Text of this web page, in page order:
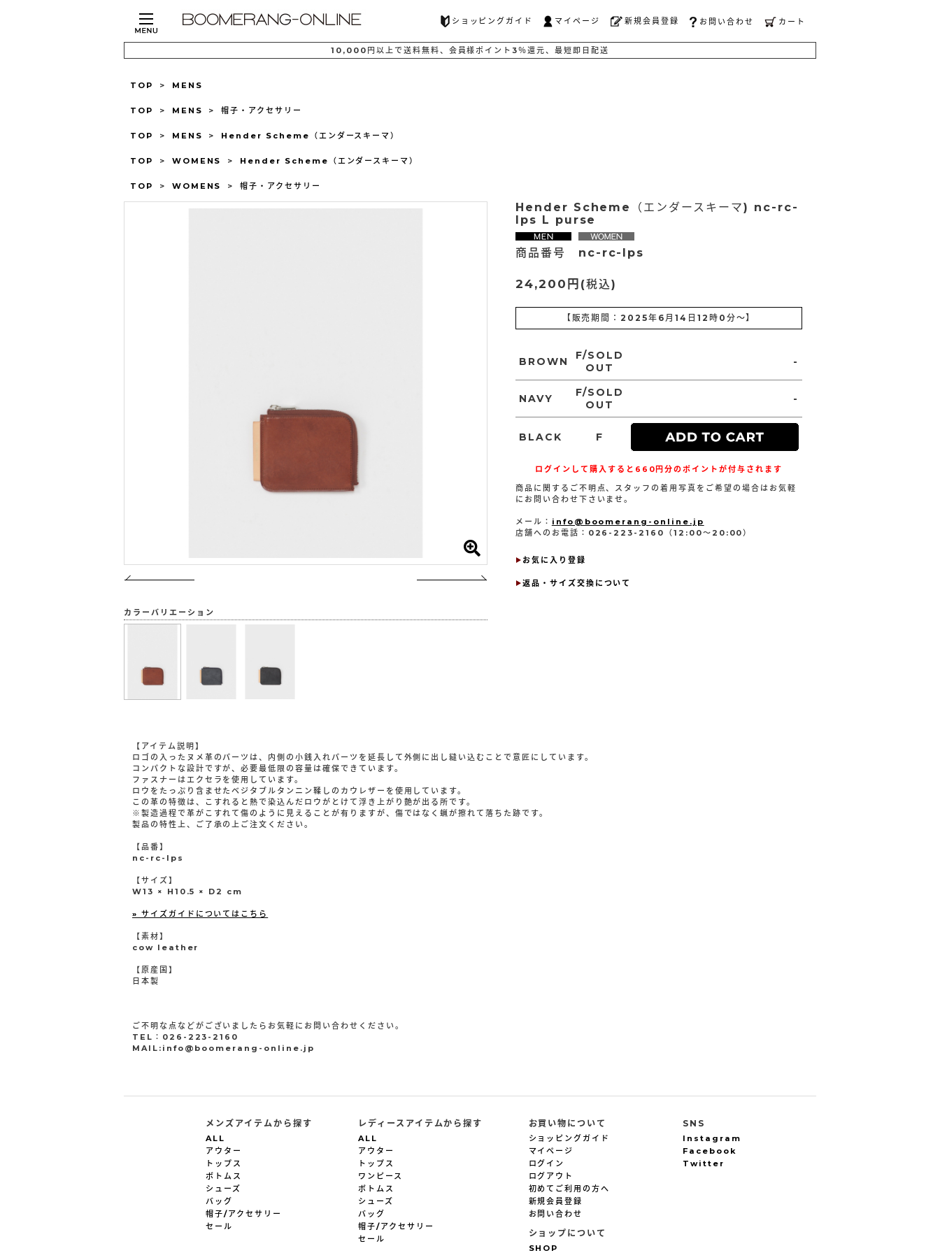
ショッピングガイド マイページ 新規会員登録 お問い合わせ カート
10,000 円以上で 送料無料、 会員様ポイント 3％還元、 最短即日配送
TOP > MENS
TOP > MENS > 帽子・アクセサリー
TOP > MENS > Hender Scheme（エンダースキーマ）
TOP > WOMENS > Hender Scheme（エンダースキーマ）
TOP > WOMENS > 帽子・アクセサリー
Hender Scheme（エンダースキーマ) nc-rc-
lps L purse
商品番号 nc-rc-lps
24,200円 (税込)
ログインして購入すると660円分のポイントが付与されます
【販売期間：2025年6月14日12時0分～】
BROWN
F/SOLD
OUT
-
NAVY
F/SOLD
OUT
-
BLACK F
返品・サイズ交換について
商品に関するご不明点、スタッフの着用写真をご希望の場合はお気軽
にお問い合わせ下さいませ。
メール： info@boomerang-online.jp
店舗へのお電話：026-223-2160（12:00～20:00）
カラーバリエーション
【アイテム説明】
ロゴの入ったヌメ革のパーツは、内側の小銭入れパーツを延長して外側に出し縫い込むことで意匠にしています。
コンパクトな設計ですが、必要最低限の容量は確保できています。
ファスナーはエクセラを使用しています。
ロウをたっぷり含ませたベジタブルタンニン鞣しのカウレザーを使用しています。
この革の特徴は、こすれると熱で染込んだロウがとけて浮き上がり艶が出る所です。
※製造過程で革がこすれて傷のように見えることが有りますが、傷ではなく蝋が擦れて落ちた跡です。
製品の特性上、ご了承の上ご注文ください。
【品番】
nc-rc-lps
【サイズ】
W13 × H10.5 × D2 cm
» サイズガイドについてはこちら
【素材】
cow leather
【原産国】
日本製
ご不明な点などがございましたらお気軽にお問い合わせください。
TEL：026-223-2160
MAIL:info@boomerang-online.jp
メンズアイテムから探す
ALL
アウター
トップス
ボトムス
シューズ
バッグ
帽子/アクセサリー
セール
レディースアイテムから探す
ALL
アウター
トップス
ワンピース
ボトムス
シューズ
バッグ
帽子/アクセサリー
セール
お買い物について
ショッピングガイド
マイページ
ログイン
ログアウト
初めてご利用の方へ
新規会員登録
お問い合わせ
ショップについて
SHOP
SNS
Instagram
Facebook
Twitter